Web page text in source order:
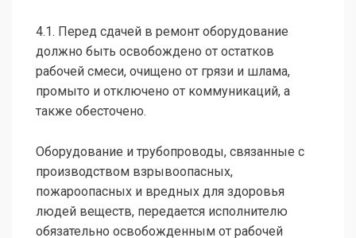
4.1. Перед сдачей в ремонт оборудование
должно быть освобождено от остатков
рабочей смеси, очищено от грязи и шлама,
промыто и отключено от коммуникаций, a
также обесточено.
Оборудование и трубопроводы, связанные с
производством взрывоопасных,
пожароопасных и вредных для здоровья
людей веществ, передается исполнителю
обязательно освобожденным от рабочей